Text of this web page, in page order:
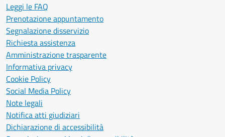
Leggi le FAQ
Prenotazione appuntamento
Segnalazione disservizio
Richiesta assistenza
Amministrazione trasparente
Informativa privacy
Cookie Policy
Social Media Policy
Note legali
Notifica atti giudiziari
Dichiarazione di accessibilità